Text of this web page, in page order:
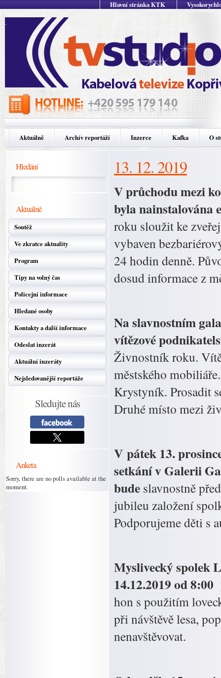
Hlavní stránka KTK
Aktuálně Archív reportáží Inzerce Kafka O
Hledání
Aktuálně
Soutěž
Ve zkratce aktuality
Program
Tipy na volný čas
Policejní informace
Hledané osoby
Kontakty a další informace
Odeslat inzerát
Aktuální inzeráty
Nejsledovanější reportáže
Sledujte nás
Anketa
Sorry, there are no polls available at the
moment.
13. 12. 2019
V průchodu mezi
byla nainstalována
roku sloužit ke
vybaven
24 hodin denně.
dosud informace z
Na slavnostním
vítězové
Živnostník roku.
městského
Krystyník. Prosadit
Druhé místo mezi
V pátek 13.
setkání v Galerii
bude slavnostně
jubileu založení
Podporujeme děti s
Myslivecký spolek
14.12.2019 od
hon s použitím
při návštěvě lesa,
nenavštěvovat.